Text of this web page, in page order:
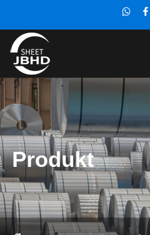
Produkt